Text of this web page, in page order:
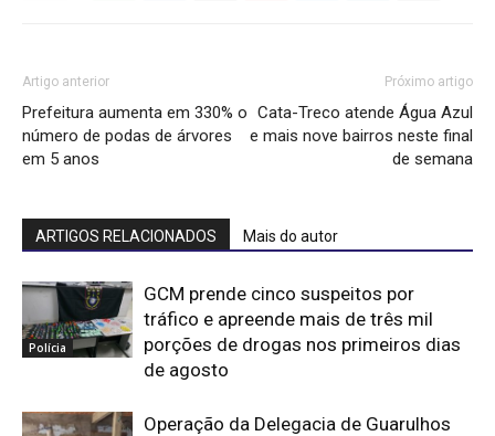
Artigo anterior
Prefeitura aumenta em 330% o
número de podas de árvores
em 5 anos
Próximo artigo
Cata-Treco atende Água Azul
e mais nove bairros neste final
de semana
ARTIGOS RELACIONADOS Mais do autor
Polícia
GCM prende cinco suspeitos por
tráfico e apreende mais de três mil
porções de drogas nos primeiros dias
de agosto
Operação da Delegacia de Guarulhos